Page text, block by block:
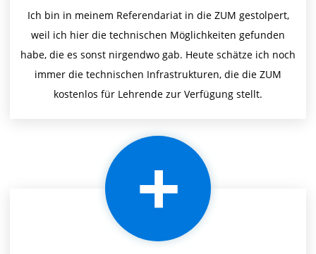
Ich bin in meinem Referendariat in die ZUM gestolpert,
weil ich hier die technischen Möglichkeiten gefunden
habe, die es sonst nirgendwo gab. Heute schätze ich noch
immer die technischen Infrastrukturen, die die ZUM
kostenlos für Lehrende zur Verfügung stellt.